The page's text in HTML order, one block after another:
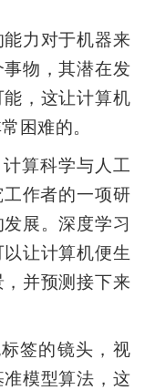
力对于机器来
物，其潜在发
，这让计算机
困难的。
算科学与人工
作者的一项研
展。深度学习
让计算机便生
并预测接下来
签的镜头，视
模型算法，这